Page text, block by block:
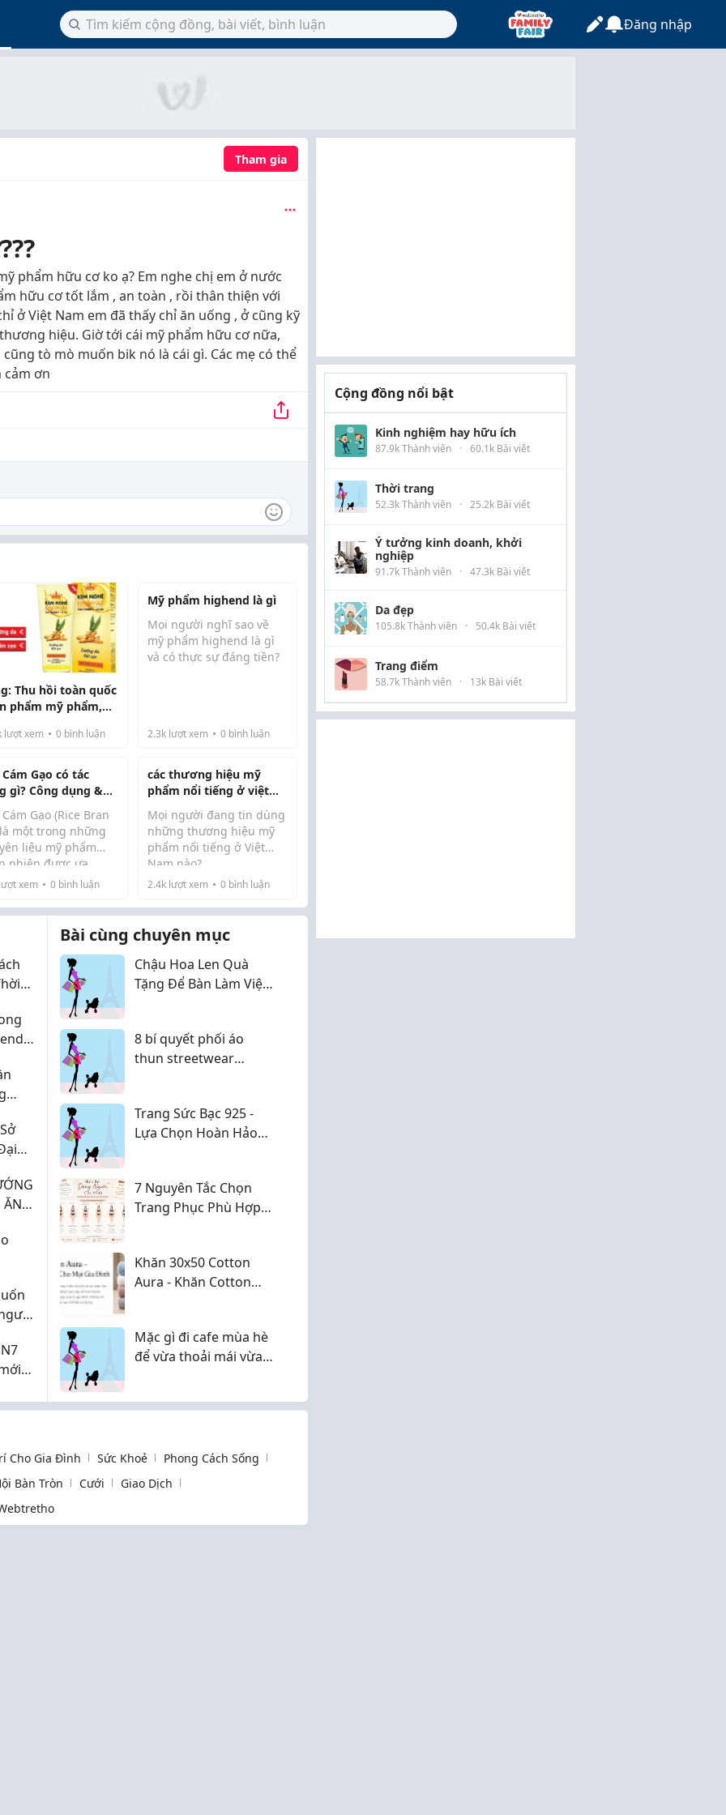
Đăng nhập
Tham gia
phẩm hữu cơ ko ạ? Em nghe chị em ở nước
hữu cơ tốt lắm , an toàn , rồi thân thiện với
ở Việt Nam em đã thấy chỉ ăn uống , ở cũng kỹ
hiệu. Giờ tới cái mỹ phẩm hữu cơ nữa,
tò mò muốn bik nó là cái gì. Các mẹ có thể
cảm ơn
Thu hồi toàn quốc
phẩm mỹ phẩm,
lượt xem 0 bình luận
Mỹ phẩm highend là gì
Mọi người nghĩ sao về
mỹ phẩm highend là gì
và có thực sự đáng tiền?
mỹ phẩm cao cấp của
hay Armani. Tuy nhiên
m...
2.3klượt xem 0bình luận
Cám Gạo có tác
gì? Công dụng &
dụng trong mỹ
Gạo (Rice Bran
một trong những
liệu mỹ phẩm
nhiên được ưa
nhờ khả năng
oxy hóa hiệu quả.
là loại dầu nền được
xuất từ lớp cám ...
lượt xem 0 bình luận
các thương hiệu mỹ
phẩm nổi tiếng ở việt
nam
Mọi người đang tin dùng
những thương hiệu mỹ
phẩm nổi tiếng ở Việt
Nam nào?
nay có rất nhiều lựa chọn
từ các thương hiệu quốc
hiệu nội địa. Điều khiến
mình...
2.4klượt xem 0bình luận
ĂN
và
Bài cùng chuyên mục
Chậu Hoa Len Quà
Tặng Để Bàn Làm Việc
8 bí quyết phối áo
thun streetwear
Trang Sức Bạc 925 -
Lựa Chọn Hoàn Hảo
7 Nguyên Tắc Chọn
Trang Phục Phù Hợp
Khăn 30x50 Cotton
Aura - Khăn Cotton
Mặc gì đi cafe mùa hè
để vừa thoải mái vừa
Cho Gia Đình Sức Khoẻ
Phong Cách Sống
Bàn Tròn Cưới
Giao Dịch
Cộng đồng nổi bật
Kinh nghiệm hay hữu ích
87.9k Thành viên · 60.1k Bài viết
Thời trang
52.3k Thành viên · 25.2k Bài viết
Ý tưởng kinh doanh, khởi
nghiệp
91.7k Thành viên · 47.3k Bài viết
Da đẹp
105.8k Thành viên · 50.4k Bài viết
Trang điểm
58.7k Thành viên · 13k Bài viết